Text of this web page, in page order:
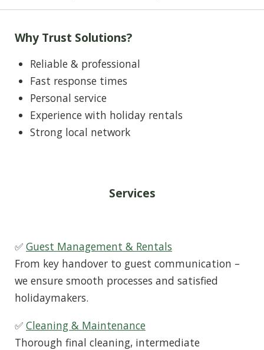
Why Trust Solutions?
Reliable & professional
Fast response times
Personal service
Experience with holiday rentals
Strong local network
Services
✅ Guest Management & Rentals
From key handover to guest communication –
we ensure smooth processes and satisfied
holidaymakers.
✅ Cleaning & Maintenance
Thorough final cleaning, intermediate